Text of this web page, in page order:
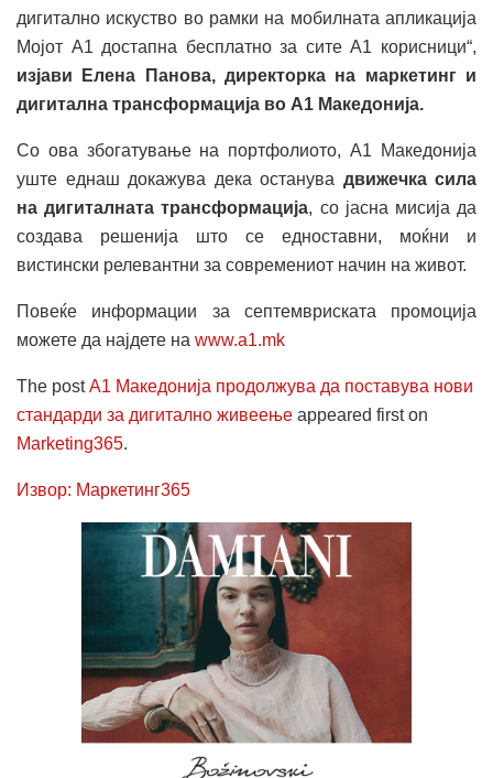
дигитално искуство во рамки на мобилната апликација
Мојот А1 достапна бесплатно за сите А1 корисници“,
изјави Елена Панова, директорка на маркетинг и
дигитална трансформација во А1 Македонија.
Со ова збогатување на портфолиото, А1 Македонија
уште еднаш докажува дека останува движечка сила
на дигиталната трансформација, со јасна мисија да
создава решенија што се едноставни, моќни и
вистински релевантни за современиот начин на живот.
Повеќе информации за септемвриската промоција
можете да најдете на www.a1.mk
The postА1 Македонија продолжува да поставува нови
стандарди за дигитално живеење appeared first on
Marketing365.
Извор: Маркетинг365